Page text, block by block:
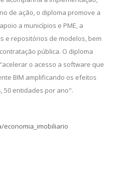
de ação, o diploma promove a
a municípios e PME, a
e repositórios de modelos, bem
pública. O diploma
o acesso a software que
BIM amplificando os efeitos
50 entidades por ano".